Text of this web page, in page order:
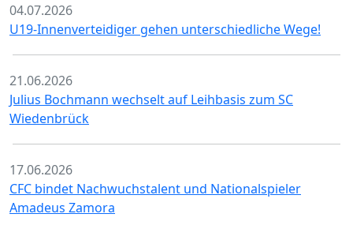
04.07.2026
U19-Innenverteidiger gehen unterschiedliche Wege!
21.06.2026
Julius Bochmann wechselt auf Leihbasis zum SC
Wiedenbrück
17.06.2026
CFC bindet Nachwuchstalent und Nationalspieler
Amadeus Zamora